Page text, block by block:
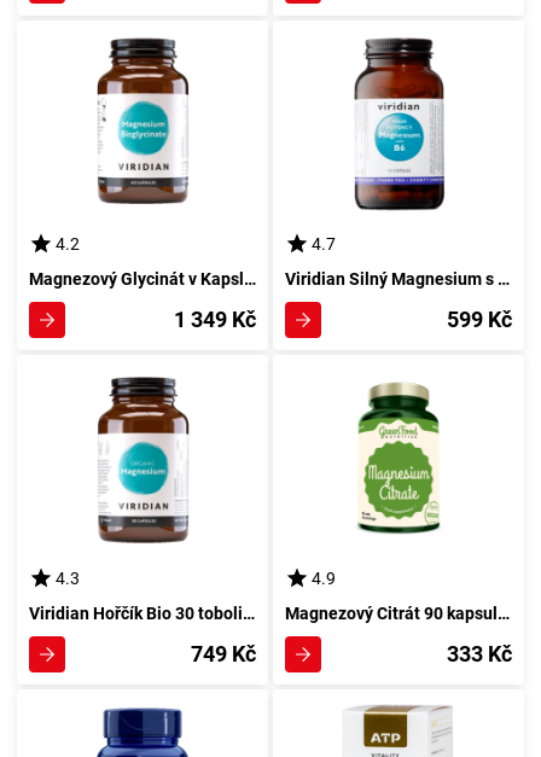
4.2
Magnezový Glycinát v Kapslích 60 ks
1 349 Kč
4.7
Viridian Silný Magnesium s B6 120 tobolek
599 Kč
4.3
Viridian Hořčík Bio 30 toboliek
749 Kč
4.9
Magnezový Citrát 90 kapsul GreenFoodu
333 Kč